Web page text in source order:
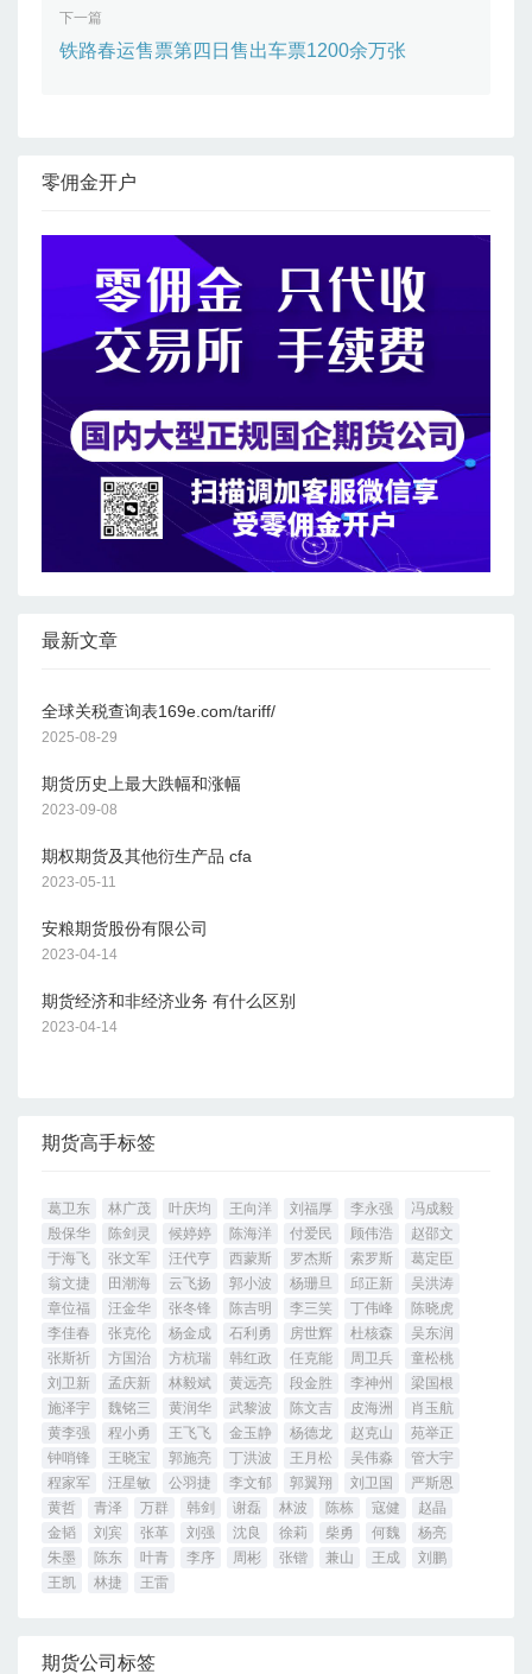
下一篇
铁路春运售票第四日售出车票1200余万张
零佣金开户
最新文章
全球关税查询表169e.com/tariff/
2025-08-29
期货历史上最大跌幅和涨幅
2023-09-08
期权期货及其他衍生产品 cfa
2023-05-11
安粮期货股份有限公司
2023-04-14
期货经济和非经济业务 有什么区别
2023-04-14
期货高手标签
葛卫东 林广茂 叶庆均 王向洋 刘福厚 李永强
冯成毅
殷保华
陈剑灵 候婷婷 陈海洋 付爱民 顾伟浩
赵邵文
于海飞
张文军 汪代亨 西蒙斯 罗杰斯 索罗斯
葛定臣
翁文捷
田潮海 云飞扬 郭小波 杨珊旦 邱正新
吴洪涛
章位福
汪金华 张冬锋 陈吉明 李三笑 丁伟峰
陈晓虎
李佳春
张克伦 杨金成 石利勇 房世辉 杜核森
吴东润
张斯祈
方国治 方杭瑞 韩红政 任克能 周卫兵
童松桃
刘卫新
孟庆新 林毅斌 黄远亮 段金胜 李神州
梁国根
施泽宇
魏铭三 黄润华 武黎波 陈文吉 皮海洲
肖玉航
黄李强
程小勇 王飞飞 金玉静 杨德龙 赵克山
苑举正
钟哨锋
王晓宝 郭施亮 丁洪波 王月松 吴伟淼
管大宇
程家军
汪星敏 公羽捷 李文郁 郭翼翔 刘卫国
严斯恩
黄哲
青泽 万群 韩剑 谢磊 林波 陈栋 寇健
赵晶
金韬
刘宾 张革 刘强 沈良 徐莉 柴勇 何魏
杨亮
朱墨
陈东 叶青 李序 周彬 张锴 兼山 王成
刘鹏
王凯
林捷 王雷
期货公司标签